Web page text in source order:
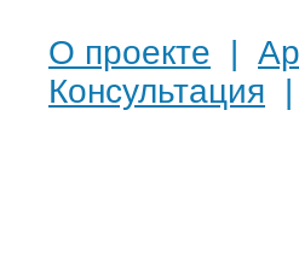
О проекте |
Консультация |